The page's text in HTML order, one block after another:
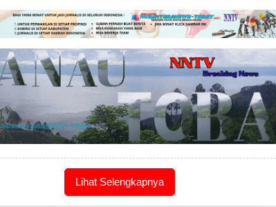
Lihat Selengkapnya